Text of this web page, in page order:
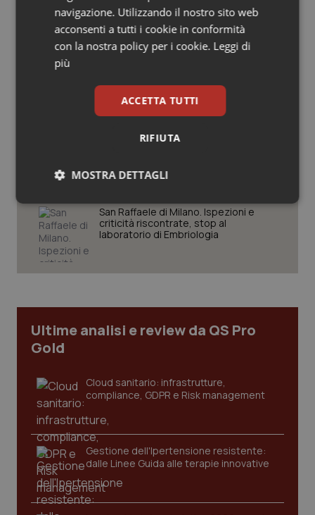
Salute orale & impianti
Sangue & coagulazione
Tumori del Polmone & Testa Collo
Tumori gastrointestinali
Ulcera & Reflusso
Vaccini
Settimana della Scienza dello
Spallanzani: capire la ricerca per
comprendere il presente
Schillaci: “Gli attuali indicatori non
fotografano la qualità reale del Ssn”
Case di comunità. La sfida ora è
San Raffaele di Milano. Ispezioni e
criticità riscontrate, stop al
laboratorio di Embriologia
Ultime analisi e review da QS Pro
Gold
Cloud sanitario: infrastrutture,
compliance, GDPR e Risk management
Gestione dell'Ipertensione resistente:
dalle Linee Guida alle terapie innovative
navigazione. Utilizzando il nostro sito web
acconsenti a tutti i cookie in conformità
con la nostra policy per i cookie. Leggi di
più
ACCETTA TUTTI
RIFIUTA
MOSTRA DETTAGLI
Necessari Statistici Marketing
I cookie necessari contribuiscono a rendere fruibile il
sito web abilitandone funzionalità di base quali la
navigazione sulle pagine e l'accesso alle aree
Nome
Fornitore/Dominio
VISITOR_PRIVACY_METADATA